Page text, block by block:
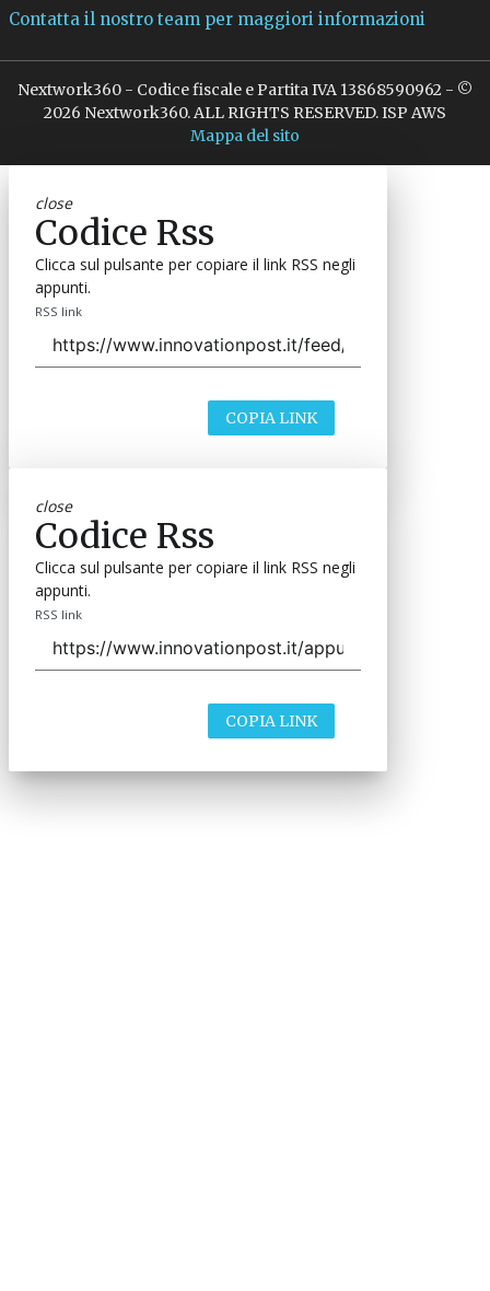
Contatta il nostro team per maggiori informazioni
Nextwork360 - Codice fiscale e Partita IVA 13868590962 - ©
2026 Nextwork360. ALL RIGHTS RESERVED. ISP AWS
Mappa del sito
close
Codice Rss
Clicca sul pulsante per copiare il link RSS negli
appunti.
RSS link
COPIA LINK
close
Codice Rss
Clicca sul pulsante per copiare il link RSS negli
appunti.
RSS link
COPIA LINK